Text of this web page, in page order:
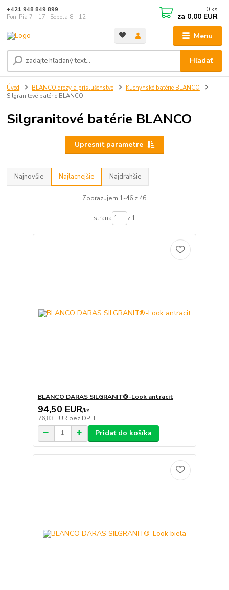
Menu
Hľadať
+421 948 849 899
Pon-Pia 7 - 17 ; Sobota 8 - 12
0 ks
za 0,00 EUR
Úvod BLANCO drezy a príslušenstvo
Kuchynské batérie BLANCO
Silgranitové batérie BLANCO
Silgranitové batérie BLANCO
Upresniť parametre
Najnovšie Najlacnejšie Najdrahšie
Zobrazujem 1-46 z 46
strana z 1
BLANCO DARAS SILGRANIT®-Look antracit
94,50 EUR/ks
76,83 EUR bez DPH
Pridať do košíka